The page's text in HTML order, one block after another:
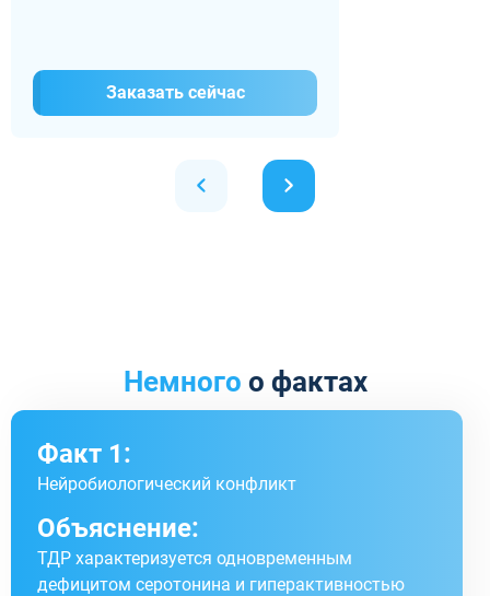
Заказать сейчас
Немного о фактах
Факт 1:
Нейробиологический конфликт
Объяснение:
ТДР характеризуется одновременным
дефицитом серотонина и гиперактивностью